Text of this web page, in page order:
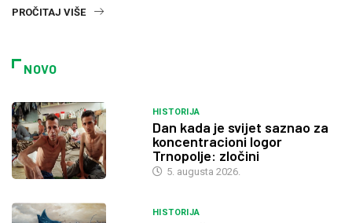
PROČITAJ VIŠE
NOVO
HISTORIJA
Dan kada je svijet saznao za
koncentracioni logor
Trnopolje: zločini
5. augusta 2026.
HISTORIJA